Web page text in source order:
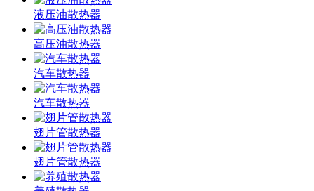
液压油散热器
高压油散热器
汽车散热器
汽车散热器
翅片管散热器
翅片管散热器